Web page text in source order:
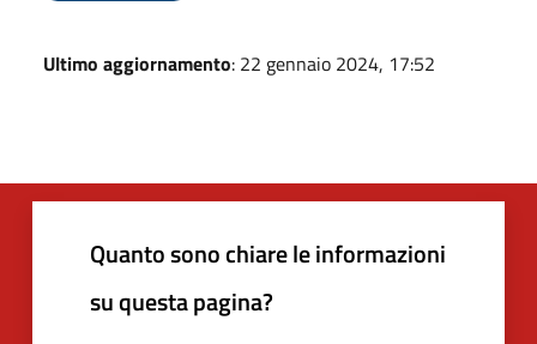
Ultimo aggiornamento: 22 gennaio 2024, 17:52
Quanto sono chiare le informazioni
su questa pagina?